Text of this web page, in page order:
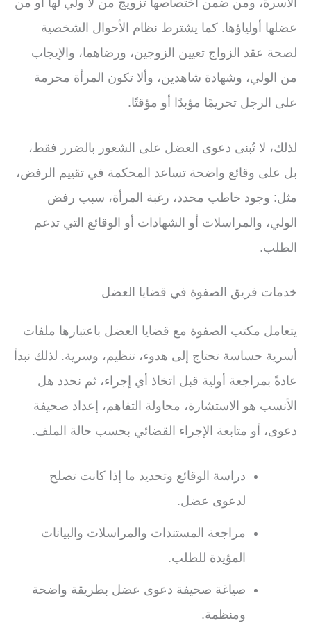
عضلها أولياؤها. كما يشترط نظام الأحوال الشخصية
لصحة عقد الزواج تعيين الزوجين، ورضاهما، والإيجاب
من الولي، وشهادة شاهدين، وألا تكون المرأة محرمة
على الرجل تحريمًا مؤبدًا أو مؤقتًا.
لذلك، لا تُبنى دعوى العضل على الشعور بالضرر فقط،
بل على وقائع واضحة تساعد المحكمة في تقييم الرفض،
مثل: وجود خاطب محدد، رغبة المرأة، سبب رفض
الولي، والمراسلات أو الشهادات أو الوقائع التي تدعم
الطلب.
خدمات فريق الصفوة في قضايا العضل
يتعامل مكتب الصفوة مع قضايا العضل باعتبارها ملفات
أسرية حساسة تحتاج إلى هدوء، تنظيم، وسرية. لذلك نبدأ
عادةً بمراجعة أولية قبل اتخاذ أي إجراء، ثم نحدد هل
الأنسب هو الاستشارة، محاولة التفاهم، إعداد صحيفة
دعوى، أو متابعة الإجراء القضائي بحسب حالة الملف.
دراسة الوقائع وتحديد ما إذا كانت تصلح
لدعوى عضل.
مراجعة المستندات والمراسلات والبيانات
المؤيدة للطلب.
صياغة صحيفة دعوى عضل بطريقة واضحة
ومنظمة.